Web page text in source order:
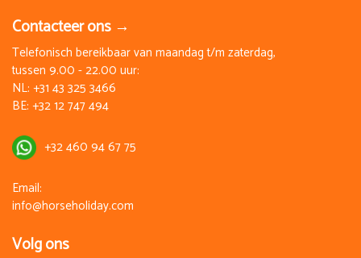
Contacteer ons →
Telefonisch bereikbaar van maandag t/m zaterdag,
tussen 9.00 - 22.00 uur:
NL: +31 43 325 3466
BE: +32 12 747 494
+32 460 94 67 75
Email:
info@horseholiday.com
Volg ons